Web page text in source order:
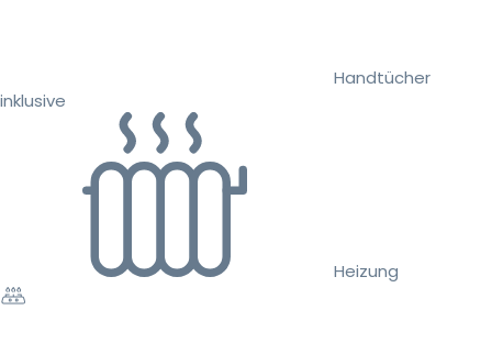
Handtücher
inklusive
Heizung